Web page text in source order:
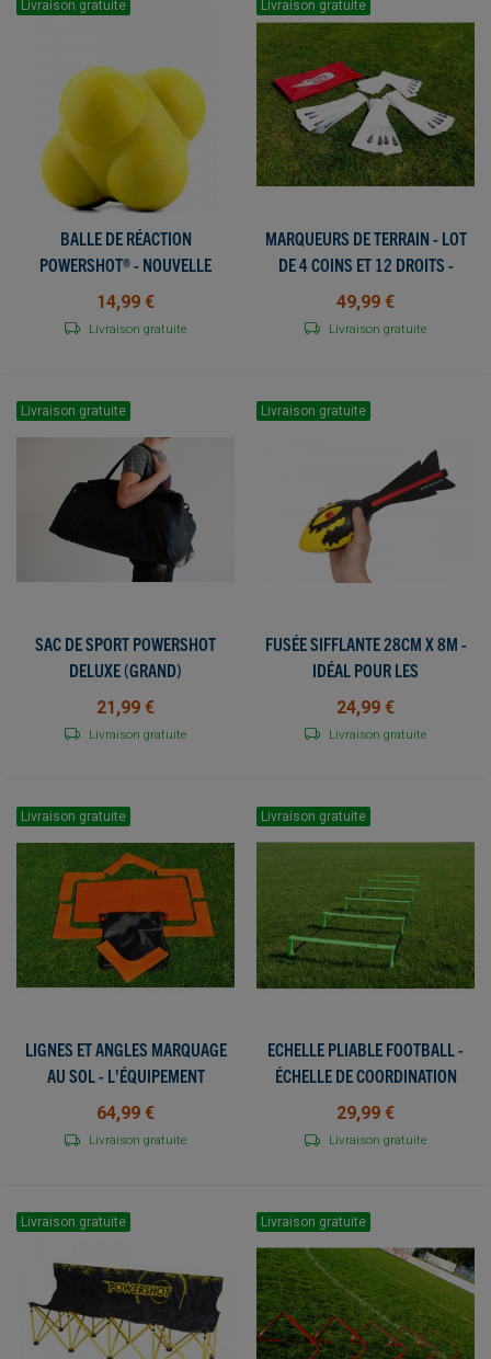
Livraison gratuite
BALLE DE RÉACTION
POWERSHOT® - NOUVELLE
REACTION BALL - TRAVAIL DE
VIVACITÉ ET RÉACTIVITÉ
14,99 €
Livraison gratuite
Livraison gratuite
MARQUEURS DE TERRAIN - LOT
DE 4 COINS ET 12 DROITS -
IDÉAL POUR LES REPÈRES
VISUELS DES ENFANTS
49,99 €
Livraison gratuite
Livraison gratuite
SAC DE SPORT POWERSHOT
DELUXE (GRAND)
21,99 €
Livraison gratuite
Livraison gratuite
FUSÉE SIFFLANTE 28CM X 8M -
IDÉAL POUR LES
ÉCHAUFFEMENTS DES
MEMBRES SUPÉRIEURS
24,99 €
Livraison gratuite
Livraison gratuite
LIGNES ET ANGLES MARQUAGE
AU SOL - L'ÉQUIPEMENT
COMPLET POUR DÉLIMITER
VOS ESPACES DE PRATIQUE !
64,99 €
Livraison gratuite
Livraison gratuite
ECHELLE PLIABLE FOOTBALL -
ÉCHELLE DE COORDINATION
PLIABLE - PLEINS D'EXERCICES
POSSIBLES !
29,99 €
Livraison gratuite
Livraison gratuite Livraison gratuite